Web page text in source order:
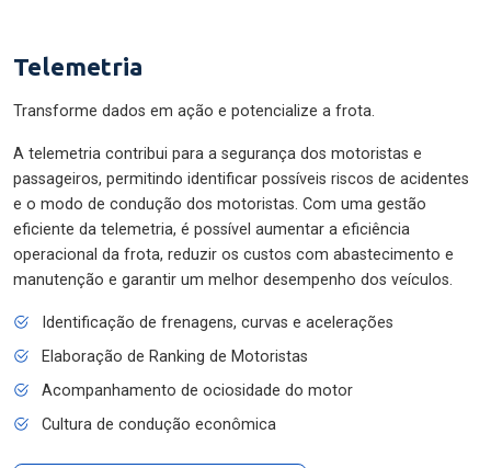
Telemetria
Transforme dados em ação e potencialize a frota.
A telemetria contribui para a segurança dos motoristas e
passageiros, permitindo identificar possíveis riscos de acidentes
e o modo de condução dos motoristas. Com uma gestão
eficiente da telemetria, é possível aumentar a eficiência
operacional da frota, reduzir os custos com abastecimento e
manutenção e garantir um melhor desempenho dos veículos.
Identificação de frenagens, curvas e acelerações
Elaboração de Ranking de Motoristas
Acompanhamento de ociosidade do motor
Cultura de condução econômica